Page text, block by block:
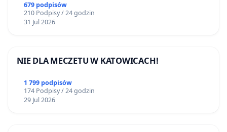
679 podpisów
210 Podpisy / 24 godzin
31 Jul 2026
NIE DLA MECZETU W KATOWICACH!
1 799 podpisów
174 Podpisy / 24 godzin
29 Jul 2026